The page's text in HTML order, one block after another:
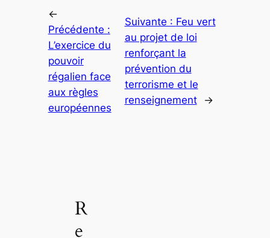
←
Précédente :
L’exercice du
pouvoir
régalien face
aux règles
européennes
Suivante : Feu vert
au projet de loi
renforçant la
prévention du
terrorisme et le
renseignement
→
R
e